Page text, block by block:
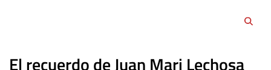
El recuerdo de Juan Mari Lechosa